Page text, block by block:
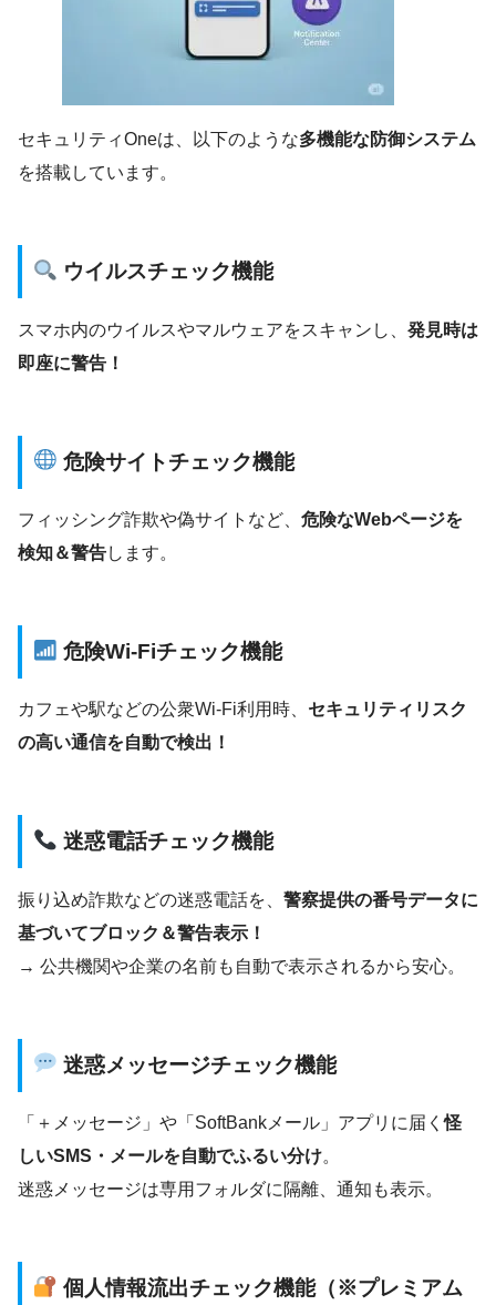
セキュリティOneは、以下のような多機能な防御システム
を搭載しています。
ウイルスチェック機能
スマホ内のウイルスやマルウェアをスキャンし、 発見時は
即座に警告！
危険サイトチェック機能
フィッシング詐欺や偽サイトなど、 危険なWebページを
検知＆警告します。
危険Wi-Fiチェック機能
カフェや駅などの公衆Wi-Fi利用時、 セキュリティリスク
の高い通信を自動で検出！
迷惑電話チェック機能
振り込め詐欺などの迷惑電話を、 警察提供の番号データに
基づいてブロック＆警告表示！
→ 公共機関や企業の名前も自動で表示されるから安心。
迷惑メッセージチェック機能
「＋メッセージ」や「SoftBankメール」アプリに届く怪
しいSMS・メールを自動でふるい分け。
迷惑メッセージは専用フォルダに隔離、通知も表示。
個人情報流出チェック機能（※プレミアム